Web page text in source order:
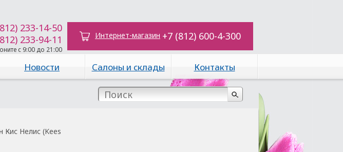
233-14-50
233-94-11
с 9:00 до 21:00
Интернет-магазин +7 (812) 600-4-300
Новости Салоны и склады Контакты
Кис Нелис (Kees